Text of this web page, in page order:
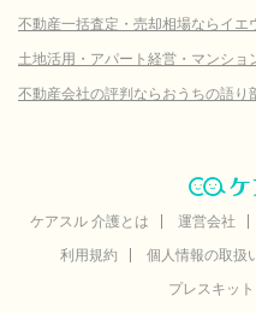
不動産一括査定・売却相場ならイエ
土地活用・アパート経営・マンショ
不動産会社の評判ならおうちの語り
ケアスル 介護とは 運営会社
利用規約
個人情報の取扱
プレスキット